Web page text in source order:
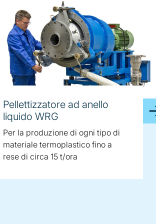
Pellettizzatore ad anello
liquido WRG
Per la produzione di ogni tipo di
materiale termoplastico fino a
rese di circa 15 t/ora